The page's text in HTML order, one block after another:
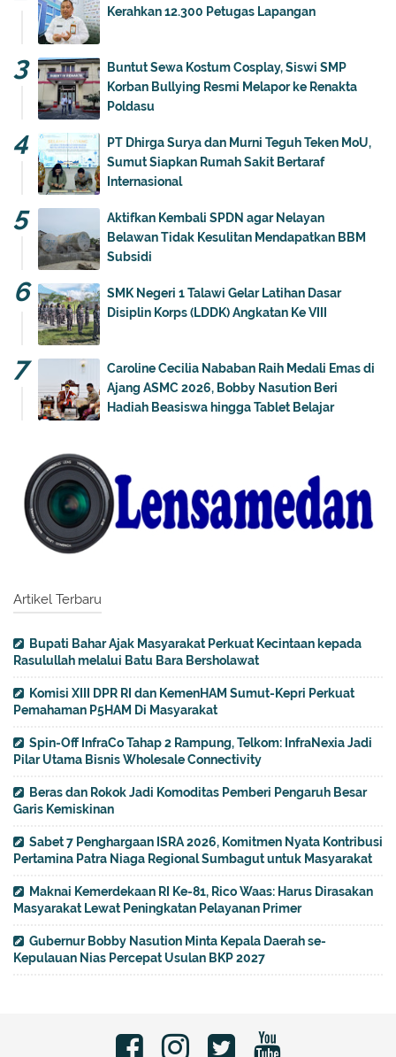
Kerahkan 12.300 Petugas Lapangan
Buntut Sewa Kostum Cosplay, Siswi SMP
Korban Bullying Resmi Melapor ke Renakta
Poldasu
PT Dhirga Surya dan Murni Teguh Teken MoU,
Sumut Siapkan Rumah Sakit Bertaraf
Internasional
Aktifkan Kembali SPDN agar Nelayan
Belawan Tidak Kesulitan Mendapatkan BBM
Subsidi
SMK Negeri 1 Talawi Gelar Latihan Dasar
Disiplin Korps (LDDK) Angkatan Ke VIII
Caroline Cecilia Nababan Raih Medali Emas di
Ajang ASMC 2026, Bobby Nasution Beri
Hadiah Beasiswa hingga Tablet Belajar
Artikel Terbaru
Bupati Bahar Ajak Masyarakat Perkuat Kecintaan kepada
Rasulullah melalui Batu Bara Bersholawat
Komisi XIII DPR RI dan KemenHAM Sumut-Kepri Perkuat
Pemahaman P5HAM Di Masyarakat
Spin-Off InfraCo Tahap 2 Rampung, Telkom: InfraNexia Jadi
Pilar Utama Bisnis Wholesale Connectivity
Beras dan Rokok Jadi Komoditas Pemberi Pengaruh Besar
Garis Kemiskinan
Sabet 7 Penghargaan ISRA 2026, Komitmen Nyata Kontribusi
Pertamina Patra Niaga Regional Sumbagut untuk Masyarakat
Maknai Kemerdekaan RI Ke-81, Rico Waas: Harus Dirasakan
Masyarakat Lewat Peningkatan Pelayanan Primer
Gubernur Bobby Nasution Minta Kepala Daerah se-
Kepulauan Nias Percepat Usulan BKP 2027